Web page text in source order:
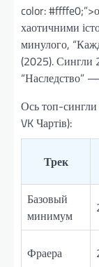
color:
хаотичними
минулого,
(2025). Сингли
“Наследство”
Ось топ-сингли
VK Чартів):
Трек
Базовый
минимум
Фраера